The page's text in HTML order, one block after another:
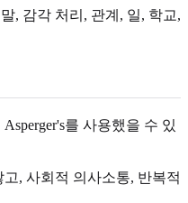
, 감각 처리, 관계, 일, 학교,
를 사용했을 수 있
, 사회적 의사소통, 반복적